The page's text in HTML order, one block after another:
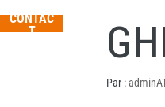
Par :
CONTAC
T